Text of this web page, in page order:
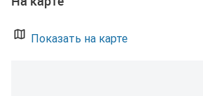
Показать на карте